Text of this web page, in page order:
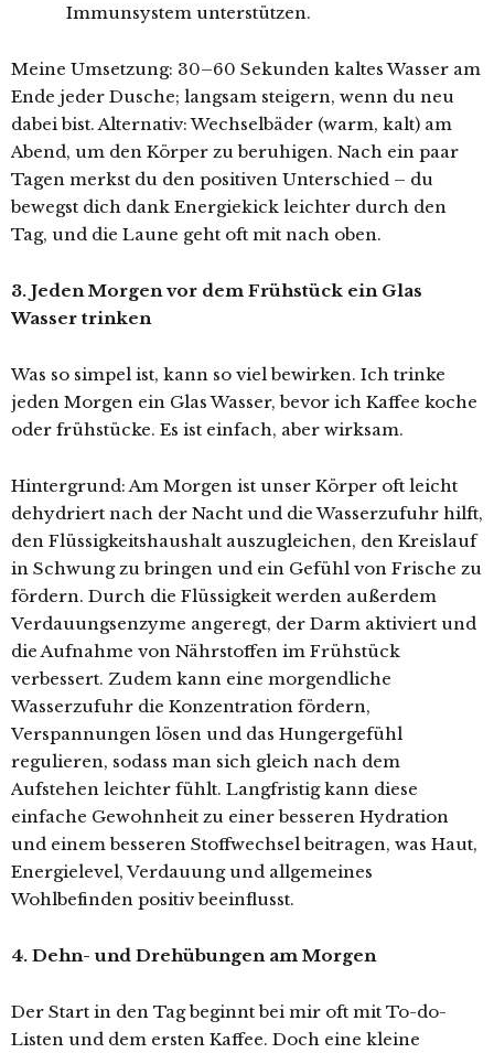
Immunsystem unterstützen.
Meine Umsetzung: 30–60 Sekunden kaltes Wasser am
Ende jeder Dusche; langsam steigern, wenn du neu
dabei bist. Alternativ: Wechselbäder (warm, kalt) am
Abend, um den Körper zu beruhigen. Nach ein paar
Tagen merkst du den positiven Unterschied – du
bewegst dich dank Energiekick leichter durch den
Tag, und die Laune geht oft mit nach oben.
3. Jeden Morgen vor dem Frühstück ein Glas
Wasser trinken
Was so simpel ist, kann so viel bewirken. Ich trinke
jeden Morgen ein Glas Wasser, bevor ich Kaffee koche
oder frühstücke. Es ist einfach, aber wirksam.
Hintergrund: Am Morgen ist unser Körper oft leicht
dehydriert nach der Nacht und die Wasserzufuhr hilft,
den Flüssigkeitshaushalt auszugleichen, den Kreislauf
in Schwung zu bringen und ein Gefühl von Frische zu
fördern. Durch die Flüssigkeit werden außerdem
Verdauungsenzyme angeregt, der Darm aktiviert und
die Aufnahme von Nährstoffen im Frühstück
verbessert. Zudem kann eine morgendliche
Wasserzufuhr die Konzentration fördern,
Verspannungen lösen und das Hungergefühl
regulieren, sodass man sich gleich nach dem
Aufstehen leichter fühlt. Langfristig kann diese
einfache Gewohnheit zu einer besseren Hydration
und einem besseren Stoffwechsel beitragen, was Haut,
Energielevel, Verdauung und allgemeines
Wohlbefinden positiv beeinflusst.
4. Dehn- und Drehübungen am Morgen
Der Start in den Tag beginnt bei mir oft mit To-do-
Listen und dem ersten Kaffee. Doch eine kleine